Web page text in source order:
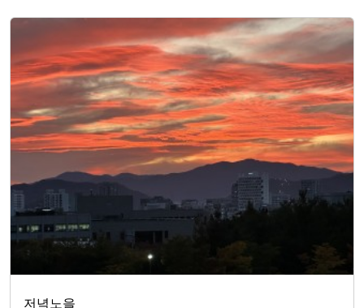
저녁노을